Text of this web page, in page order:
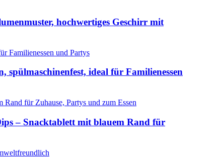
hochwertiges Geschirr mit
ideal für Familienessen
– Snacktablett mit blauem Rand für